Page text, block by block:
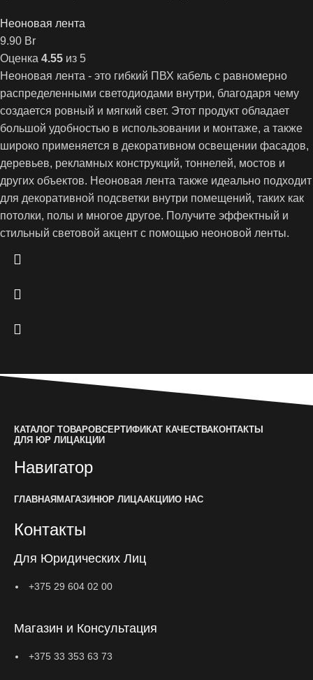
Неоновая лента
9.90 Br
Оценка 4.55 из 5
Неоновая лента - это гибкий ПВХ кабель с равномерно
распределенными светодиодами внутри, благодаря чему
создается ровный и мягкий свет. Этот продукт обладает
большой удобностью в использовании и монтаже, а также
широко применяется в декоративном освещении фасадов,
деревьев, рекламных конструкций, тоннелей, мостов и
других объектов. Неоновая лента также идеально подходит
для декоративной подсветки внутри помещений, таких как
потолки, полы и многое другое. Получите эффектный и
стильный световой акцент с помощью неоновой ленты.
КАТАЛОГ ТОВАРОВСЕРТИФИКАТ КАЧЕСТВАКОНТАКТЫ
ДЛЯ ЮР ЛИЦАКЦИИ
Навигатор
ГЛАВНАЯ МАГАЗИН ЮР ЛИЦААКЦИИО НАС
Контакты
Для Юридических Лиц
+375 29 604 02 00
Магазин и Консультация
+375 33 353 63 73